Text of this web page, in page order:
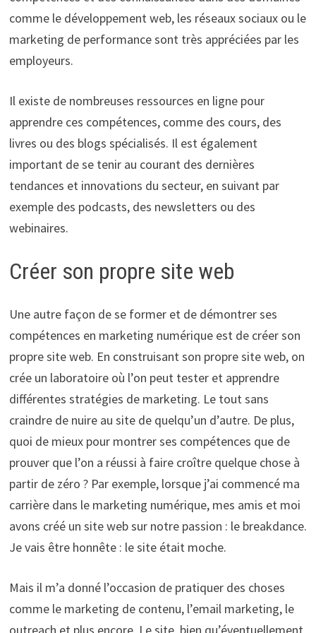
comme le développement web, les réseaux sociaux ou le
marketing de performance sont très appréciées par les
employeurs.
Il existe de nombreuses ressources en ligne pour
apprendre ces compétences, comme des cours, des
livres ou des blogs spécialisés. Il est également
important de se tenir au courant des dernières
tendances et innovations du secteur, en suivant par
exemple des podcasts, des newsletters ou des
webinaires.
Créer son propre site web
Une autre façon de se former et de démontrer ses
compétences en marketing numérique est de créer son
propre site web. En construisant son propre site web, on
crée un laboratoire où l’on peut tester et apprendre
différentes stratégies de marketing. Le tout sans
craindre de nuire au site de quelqu’un d’autre. De plus,
quoi de mieux pour montrer ses compétences que de
prouver que l’on a réussi à faire croître quelque chose à
partir de zéro ? Par exemple, lorsque j’ai commencé ma
carrière dans le marketing numérique, mes amis et moi
avons créé un site web sur notre passion : le breakdance.
Je vais être honnête : le site était moche.
Mais il m’a donné l’occasion de pratiquer des choses
comme le marketing de contenu, l’email marketing, le
outreach et plus encore. Le site, bien qu’éventuellement